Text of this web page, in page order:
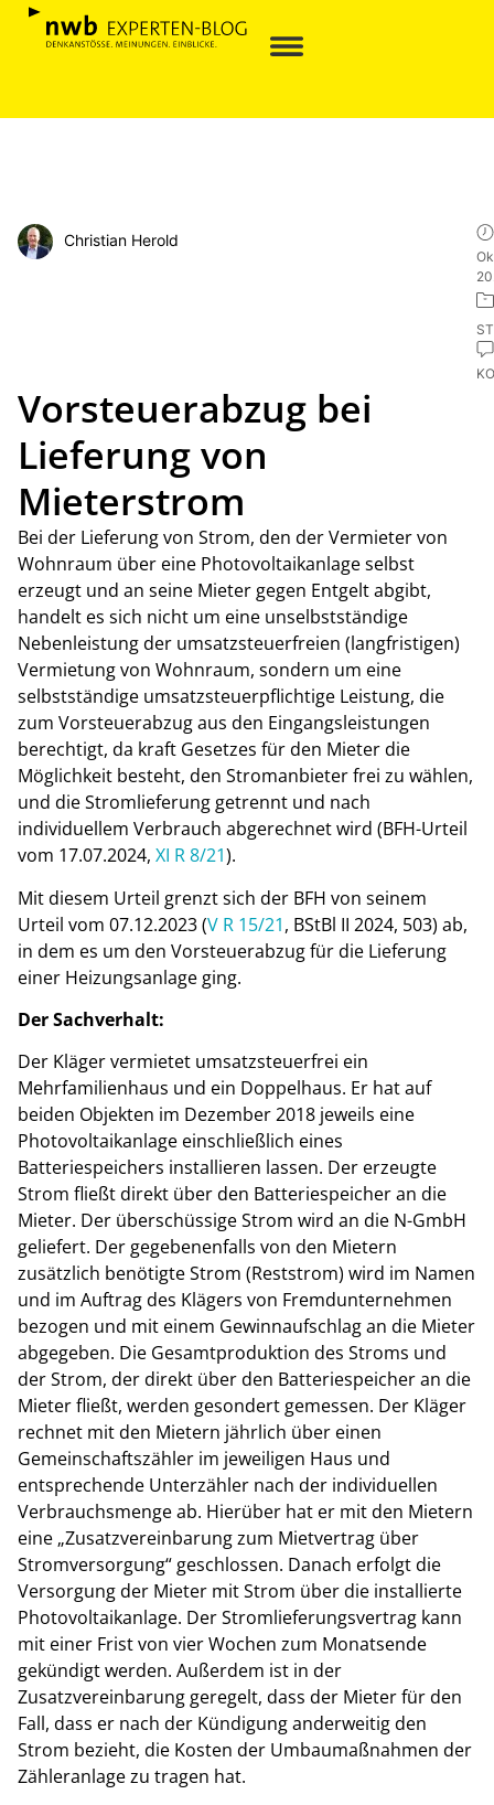
Christian Herold
Vorsteuerabzug bei
Lieferung von
Mieterstrom
Bei der Lieferung von Strom, den der Vermieter von
Wohnraum über eine Photovoltaikanlage selbst
erzeugt und an seine Mieter gegen Entgelt abgibt,
handelt es sich nicht um eine unselbstständige
Nebenleistung der umsatzsteuerfreien (langfristigen)
Vermietung von Wohnraum, sondern um eine
selbstständige umsatzsteuerpflichtige Leistung, die
zum Vorsteuerabzug aus den Eingangsleistungen
berechtigt, da kraft Gesetzes für den Mieter die
Möglichkeit besteht, den Stromanbieter frei zu wählen,
und die Stromlieferung getrennt und nach
individuellem Verbrauch abgerechnet wird (BFH-Urteil
vom 17.07.2024, XI R 8/21).
Mit diesem Urteil grenzt sich der BFH von seinem
Urteil vom 07.12.2023 (V R 15/21, BStBl II 2024, 503) ab,
in dem es um den Vorsteuerabzug für die Lieferung
einer Heizungsanlage ging.
Der Sachverhalt:
Der Kläger vermietet umsatzsteuerfrei ein
Mehrfamilienhaus und ein Doppelhaus. Er hat auf
beiden Objekten im Dezember 2018 jeweils eine
Photovoltaikanlage einschließlich eines
Batteriespeichers installieren lassen. Der erzeugte
Strom fließt direkt über den Batteriespeicher an die
Mieter. Der überschüssige Strom wird an die N-GmbH
geliefert. Der gegebenenfalls von den Mietern
zusätzlich benötigte Strom (Reststrom) wird im Namen
und im Auftrag des Klägers von Fremdunternehmen
bezogen und mit einem Gewinnaufschlag an die Mieter
abgegeben. Die Gesamtproduktion des Stroms und
der Strom, der direkt über den Batteriespeicher an die
Mieter fließt, werden gesondert gemessen. Der Kläger
rechnet mit den Mietern jährlich über einen
Gemeinschaftszähler im jeweiligen Haus und
entsprechende Unterzähler nach der individuellen
Verbrauchsmenge ab. Hierüber hat er mit den Mietern
eine „Zusatzvereinbarung zum Mietvertrag über
Stromversorgung“ geschlossen. Danach erfolgt die
Versorgung der Mieter mit Strom über die installierte
Photovoltaikanlage. Der Stromlieferungsvertrag kann
mit einer Frist von vier Wochen zum Monatsende
gekündigt werden. Außerdem ist in der
Zusatzvereinbarung geregelt, dass der Mieter für den
Fall, dass er nach der Kündigung anderweitig den
Strom bezieht, die Kosten der Umbaumaßnahmen der
Zähleranlage zu tragen hat.